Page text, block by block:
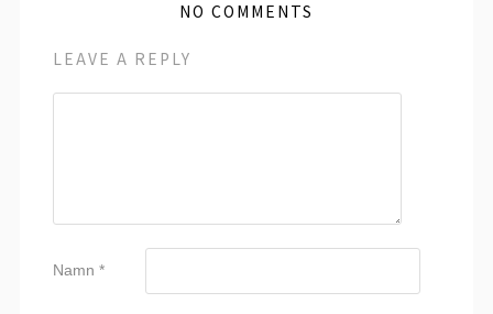
NO COMMENTS
LEAVE A REPLY
Namn *